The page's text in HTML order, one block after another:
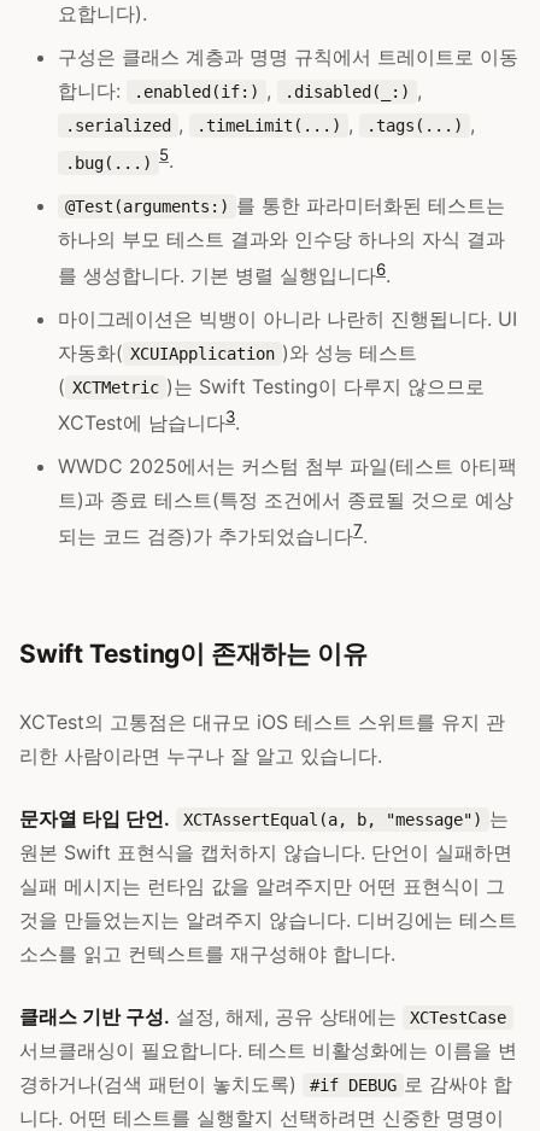
요합니다).
구성은 클래스 계층과 명명 규칙에서 트레이트로 이동
합니다:
.enabled(if:) , .disabled(_:) ,
.serialized , .timeLimit(...) , .tags(...) ,
.bug(...) 5.
@Test(arguments:) 를 통한 파라미터화된 테스트는
하나의 부모 테스트 결과와 인수당 하나의 자식 결과
를 생성합니다. 기본 병렬 실행입니다6.
마이그레이션은 빅뱅이 아니라 나란히 진행됩니다. UI
자동화( XCUIApplication )와 성능 테스트
( XCTMetric )는 Swift Testing이 다루지 않으므로
XCTest에 남습니다3.
WWDC 2025에서는 커스텀 첨부 파일(테스트 아티팩
트)과 종료 테스트(특정 조건에서 종료될 것으로 예상
되는 코드 검증)가 추가되었습니다7.
Swift Testing이 존재하는 이유
XCTest의 고통점은 대규모 iOS 테스트 스위트를 유지 관
리한 사람이라면 누구나 잘 알고 있습니다.
문자열 타입 단언. XCTAssertEqual(a, b, "message") 는
원본 Swift 표현식을 캡처하지 않습니다. 단언이 실패하면
실패 메시지는 런타임 값을 알려주지만 어떤 표현식이 그
것을 만들었는지는 알려주지 않습니다. 디버깅에는 테스트
소스를 읽고 컨텍스트를 재구성해야 합니다.
클래스 기반 구성. 설정, 해제, 공유 상태에는 XCTestCase
서브클래싱이 필요합니다. 테스트 비활성화에는 이름을 변
경하거나(검색 패턴이 놓치도록)
#if DEBUG 로 감싸야 합
니다. 어떤 테스트를 실행할지 선택하려면 신중한 명명이